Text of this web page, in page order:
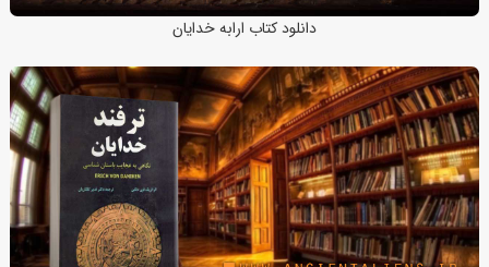
دانلود کتاب ارابه خدایان